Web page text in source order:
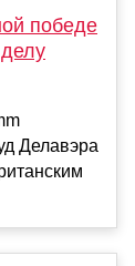
победе
Делавэра